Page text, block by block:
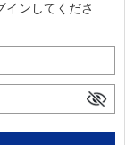
インしてくださ